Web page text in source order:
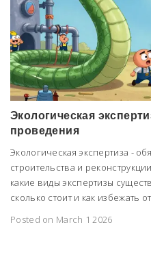
Экологическая
проведения
Экологическая экспертиза -
строительства и
какие виды экспертизы
сколько стоит и как избежать
Posted on March 1 2026